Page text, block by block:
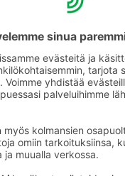
ruoan
tekemiseen.
toimipaikat
2022.
palvelun
200.
kaupat.fi:ssä
ovat jo varattavissa.
mutta myös